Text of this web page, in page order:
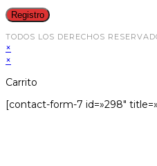
TODOS LOS DERECHOS
×
×
Carrito
[contact-form-7 id=»298″